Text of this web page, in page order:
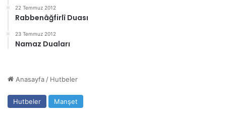
22 Temmuz 2012
Rabbenâğfirlî Duası
23 Temmuz 2012
Namaz Duaları